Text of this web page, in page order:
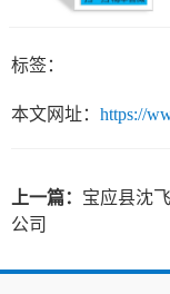
标签：
本文网址： https://
上一篇： 宝应县沈
公司